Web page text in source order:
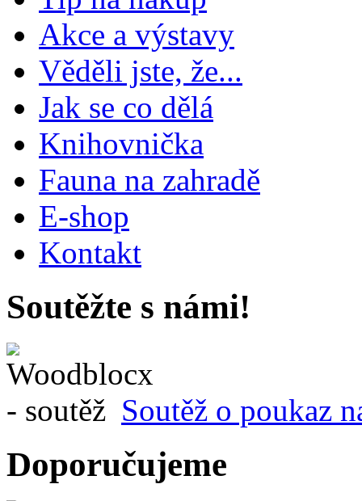
Akce a výstavy
Věděli jste, že...
Jak se co dělá
Knihovnička
Fauna na zahradě
E-shop
Kontakt
Soutěžte s námi!
Soutěž o poukaz
Doporučujeme